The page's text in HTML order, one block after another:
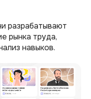
разрабатывают
рынка труда,
навыков.